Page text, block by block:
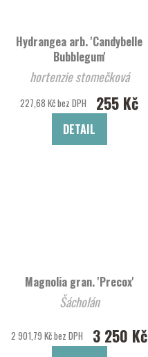
Hydrangea arb. 'Candybelle
Bubblegum'
hortenzie stomečková
'Candybelle Bubblegum'
227,68 Kč bez DPH 255 Kč
DETAIL
Magnolia gran. 'Precox'
Šácholán
2 901,79 Kč bez DPH 3 250 Kč